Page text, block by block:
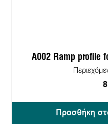
A002 Ramp profile
Προσθήκη